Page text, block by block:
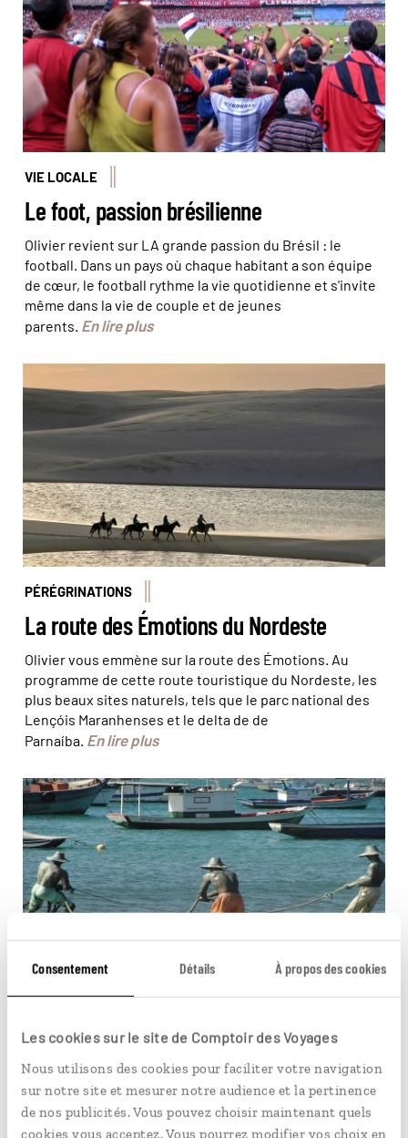
Consentement Détails À propos des cookies
Les cookies sur le site de Comptoir des Voyages
Nous utilisons des cookies pour faciliter votre navigation
sur notre site et mesurer notre audience et la pertinence
de nos publicités. Vous pouvez choisir maintenant quels
cookies vous acceptez. Vous pourrez modifier vos choix en
VIE LOCALE
Le foot, passion brésilienne
Olivier revient sur LA grande passion du Brésil : le
football. Dans un pays où chaque habitant a son équipe
de cœur, le football rythme la vie quotidienne et s'invite
même dans la vie de couple et de jeunes
parents. En lire plus
Maranhenses © Sylvain Chatenoud
PÉRÉGRINATIONS
La route des Émotions du Nordeste
Olivier vous emmène sur la route des Émotions. Au
programme de cette route touristique du Nordeste, les
plus beaux sites naturels, tels que le parc national des
Lençóis Maranhenses et le delta de de
Parnaíba. En lire plus
Búzios a perpétué une tradition de la pêche ©
kadufernandiz
Búzios hors saison
La station est l'une des stations balnéaires les plus
prisées du Brésil et elle accueille chaque année des
voyageurs venus des quatre coins du monde. Pourtant,